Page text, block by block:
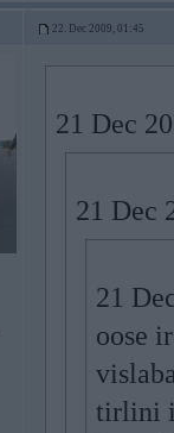
22. Dec 2009, 01:45
21 Dec
21 Dec
21
oose
tirlini